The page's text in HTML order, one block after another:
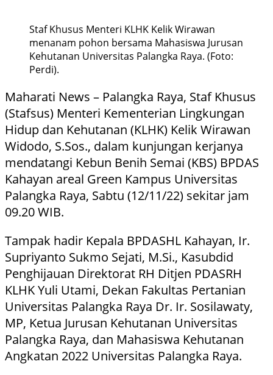
Staf Khusus Menteri KLHK Kelik Wirawan
menanam pohon bersama Mahasiswa Jurusan
Kehutanan Universitas Palangka Raya. (Foto:
Perdi).
Maharati News – Palangka Raya, Staf Khusus
(Stafsus) Menteri Kementerian Lingkungan
Hidup dan Kehutanan (KLHK) Kelik Wirawan
Widodo, S.Sos., dalam kunjungan kerjanya
mendatangi Kebun Benih Semai (KBS) BPDAS
Kahayan areal Green Kampus Universitas
Palangka Raya, Sabtu (12/11/22) sekitar jam
09.20 WIB.
Tampak hadir Kepala BPDASHL Kahayan, Ir.
Supriyanto Sukmo Sejati, M.Si., Kasubdid
Penghijauan Direktorat RH Ditjen PDASRH
KLHK Yuli Utami, Dekan Fakultas Pertanian
Universitas Palangka Raya Dr. Ir. Sosilawaty,
MP, Ketua Jurusan Kehutanan Universitas
Palangka Raya, dan Mahasiswa Kehutanan
Angkatan 2022 Universitas Palangka Raya.